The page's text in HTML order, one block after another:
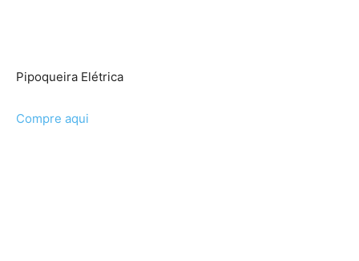
Pipoqueira Elétrica
Compre aqui